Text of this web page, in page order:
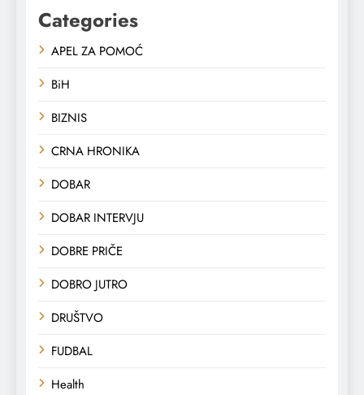
Categories
APEL ZA POMOĆ
BiH
BIZNIS
CRNA HRONIKA
DOBAR
DOBAR INTERVJU
DOBRE PRIČE
DOBRO JUTRO
DRUŠTVO
FUDBAL
Health